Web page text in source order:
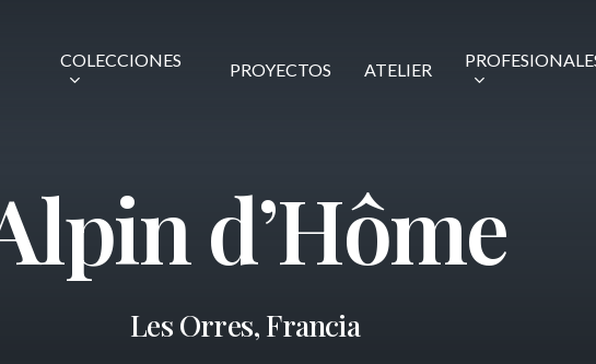
COLECCIONES PROYECTOS ATELIER
lpind’Hôme
Les Orres,Francia